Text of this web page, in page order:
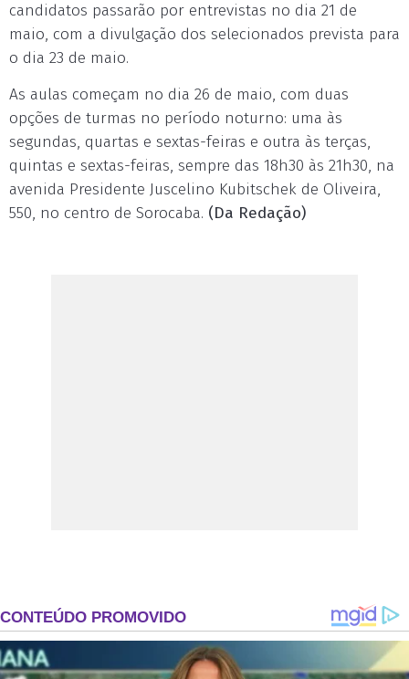
candidatos passarão por entrevistas no dia 21 de
maio, com a divulgação dos selecionados prevista para
o dia 23 de maio.
As aulas começam no dia 26 de maio, com duas
opções de turmas no período noturno: uma às
segundas, quartas e sextas-feiras e outra às terças,
quintas e sextas-feiras, sempre das 18h30 às 21h30, na
avenida Presidente Juscelino Kubitschek de Oliveira,
550, no centro de Sorocaba. (Da Redação)